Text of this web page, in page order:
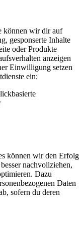
können wir dir auf
gesponserte Inhalte
oder Produkte
anzeigen
Einwilligung setzen
ein:
können wir den Erfolg
nachvollziehen,
Dazu
Daten
sofern du deren